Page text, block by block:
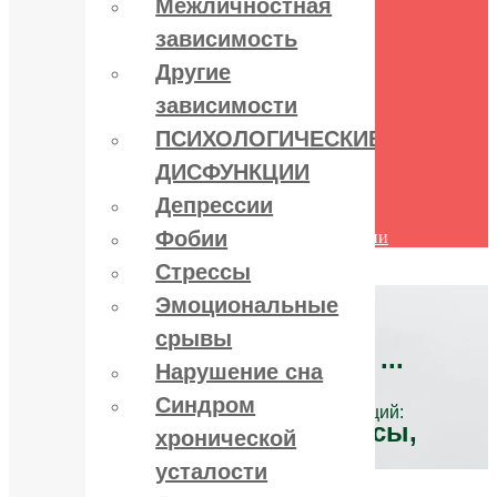
поведения
Межличностная зависимость
ПСИХОЛОГИЧЕСКИЕ
ДИСФУНКЦИИ
Депрессии
Фобии
Эмоциональные срывы
Нарушение сна
Синдром хронической усталости
Другие психологические дисфункции
Лечение зависимостей:
алко, нарко, игро ...
и психологических дисфункций:
депрессии, стрессы,
фобии ...
Межличностная
зависимость
Другие
зависимости
ПСИХОЛОГИЧЕСКИЕ
ДИСФУНКЦИИ
Депрессии
Фобии
Стрессы
Эмоциональные
срывы
Нарушение сна
Синдром
хронической
усталости